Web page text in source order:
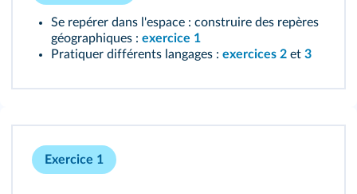
Se repérer dans l'espace : construire des repères
géographiques : exercice 1
Pratiquer différents langages : exercices 2 et 3
Exercice 1